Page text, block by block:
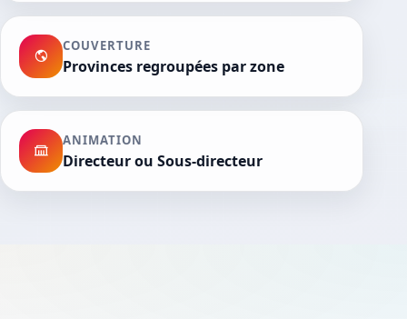
COUVERTURE
Provinces regroupées par zone
ANIMATION
Directeur ou Sous-directeur